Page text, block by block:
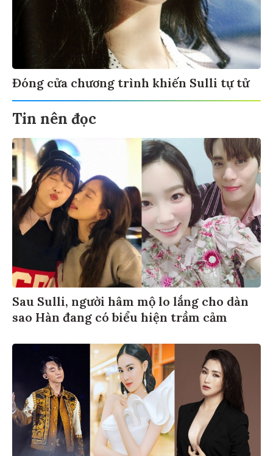
Đóng cửa chương trình khiến Sulli tự tử
Tin nên đọc
Sau Sulli, người hâm mộ lo lắng cho dàn
sao Hàn đang có biểu hiện trầm cảm